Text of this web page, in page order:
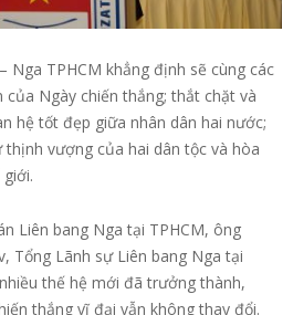
Nga TPHCM khẳng định sẽ cùng các
Ngày chiến thắng; thắt chặt và
hệ tốt đẹp giữa nhân dân hai nước;
vượng của hai dân tộc và hòa
Liên bang Nga tại TPHCM, ông
Tổng Lãnh sự Liên bang Nga tại
thế hệ mới đã trưởng thành,
thắng vĩ đại vẫn không thay đổi.